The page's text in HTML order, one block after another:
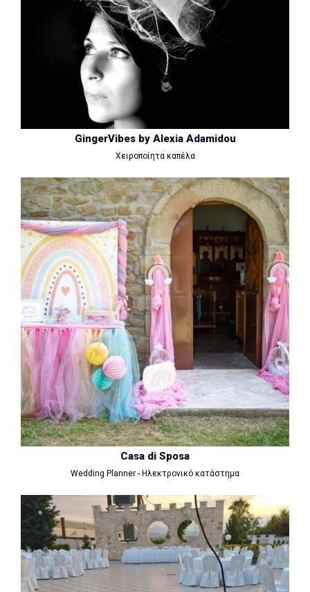
GingerVibes by Alexia Adamidou
Χειροποίητα καπέλα
Casa di Sposa
Wedding Planner - Ηλεκτρονικό κατάστημα